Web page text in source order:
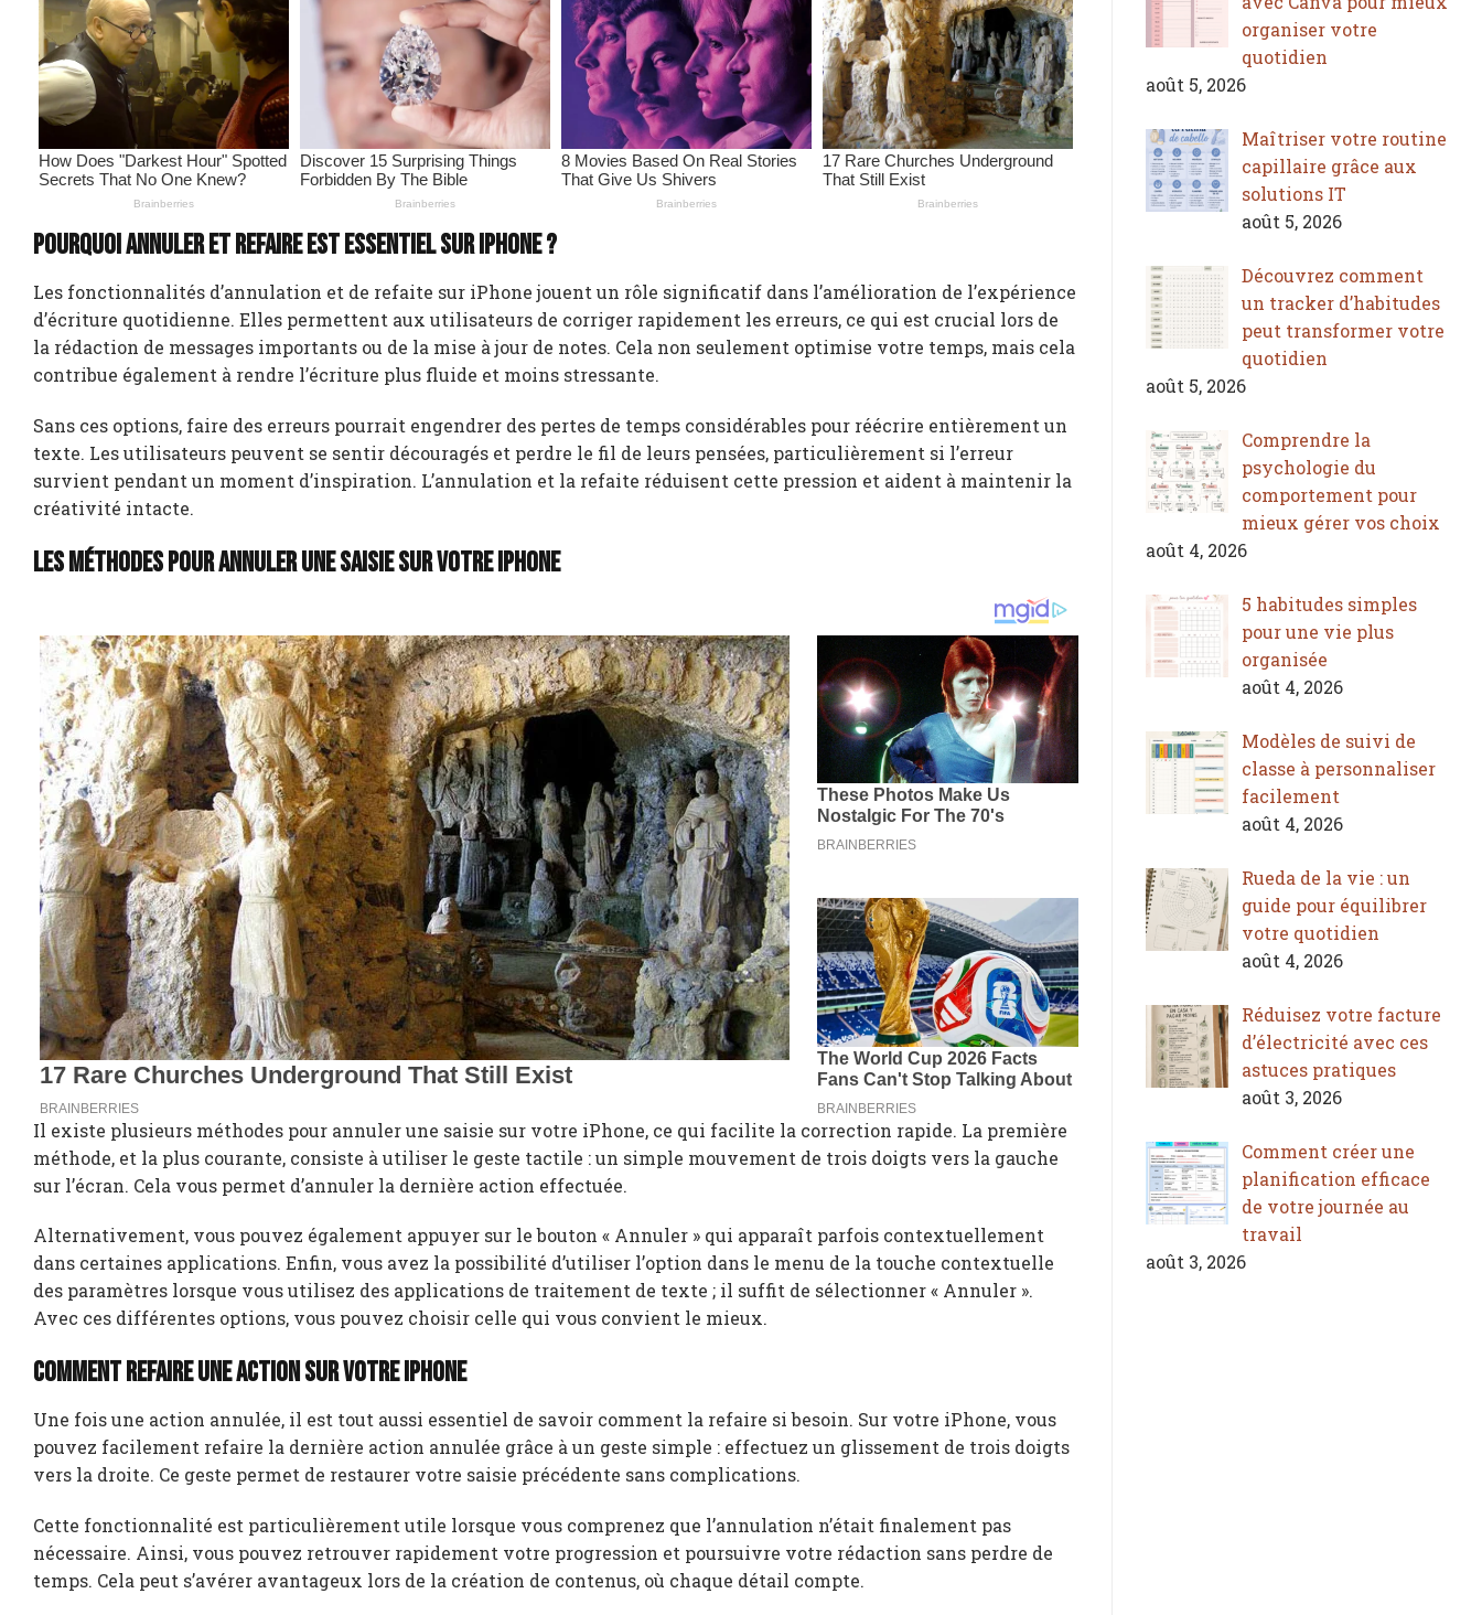
Pourquoi annuler et refaire est essentiel sur iPhone ?
Les fonctionnalités d’annulation et de refaite sur iPhone jouent un rôle significatif dans l’amélioration de l’expérience
d’écriture quotidienne. Elles permettent aux utilisateurs de corriger rapidement les erreurs, ce qui est crucial lors de
la rédaction de messages importants ou de la mise à jour de notes. Cela non seulement optimise votre temps, mais cela
contribue également à rendre l’écriture plus fluide et moins stressante.
Sans ces options, faire des erreurs pourrait engendrer des pertes de temps considérables pour réécrire entièrement un
texte. Les utilisateurs peuvent se sentir découragés et perdre le fil de leurs pensées, particulièrement si l’erreur
survient pendant un moment d’inspiration. L’annulation et la refaite réduisent cette pression et aident à maintenir la
créativité intacte.
Les méthodes pour annuler une saisie sur votre iPhone
Il existe plusieurs méthodes pour annuler une saisie sur votre iPhone, ce qui facilite la correction rapide. La première
méthode, et la plus courante, consiste à utiliser le geste tactile : un simple mouvement de trois doigts vers la gauche
sur l’écran. Cela vous permet d’annuler la dernière action effectuée.
Alternativement, vous pouvez également appuyer sur le bouton « Annuler » qui apparaît parfois contextuellement
dans certaines applications. Enfin, vous avez la possibilité d’utiliser l’option dans le menu de la touche contextuelle
des paramètres lorsque vous utilisez des applications de traitement de texte ; il suffit de sélectionner « Annuler ».
Avec ces différentes options, vous pouvez choisir celle qui vous convient le mieux.
Comment refaire une action sur votre iPhone
Une fois une action annulée, il est tout aussi essentiel de savoir comment la refaire si besoin. Sur votre iPhone, vous
pouvez facilement refaire la dernière action annulée grâce à un geste simple : effectuez un glissement de trois doigts
vers la droite. Ce geste permet de restaurer votre saisie précédente sans complications.
Cette fonctionnalité est particulièrement utile lorsque vous comprenez que l’annulation n’était finalement pas
nécessaire. Ainsi, vous pouvez retrouver rapidement votre progression et poursuivre votre rédaction sans perdre de
temps. Cela peut s’avérer avantageux lors de la création de contenus, où chaque détail compte.
organiser votre
quotidien
août 5, 2026
Maîtriser votre routine
capillaire grâce aux
solutions IT
août 5, 2026
Découvrez comment
un tracker d’habitudes
peut transformer votre
quotidien
août 5, 2026
Comprendre la
psychologie du
comportement pour
mieux gérer vos choix
août 4, 2026
5 habitudes simples
pour une vie plus
organisée
août 4, 2026
Modèles de suivi de
classe à personnaliser
facilement
août 4, 2026
Rueda de la vie : un
guide pour équilibrer
votre quotidien
août 4, 2026
Réduisez votre facture
d’électricité avec ces
astuces pratiques
août 3, 2026
Comment créer une
planification efficace
de votre journée au
travail
août 3, 2026